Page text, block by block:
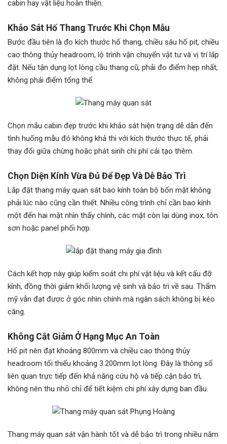
cabin hay vật liệu hoàn thiện.
Khảo Sát Hố Thang Trước Khi Chọn Mẫu
Bước đầu tiên là đo kích thước hố thang, chiều sâu hố pit, chiều
cao thông thủy headroom, lộ trình vận chuyển vật tư và vị trí lắp
đặt. Nếu tận dụng lọt lòng cầu thang cũ, phải đo điểm hẹp nhất,
không phải điểm tổng thể.
Chọn mẫu cabin đẹp trước khi khảo sát hiện trạng dễ dẫn đến
tình huống mẫu đó không khả thi với kích thước thực tế, phải
thay đổi giữa chừng hoặc phát sinh chi phí cải tạo thêm.
Chọn Diện Kính Vừa Đủ Để Đẹp Và Dễ Bảo Trì
Lắp đặt thang máy quan sát bao kính toàn bộ bốn mặt không
phải lúc nào cũng cần thiết. Nhiều công trình chỉ cần bao kính
một đến hai mặt nhìn thấy chính, các mặt còn lại dùng inox, tôn
sơn hoặc panel phối hợp.
Cách kết hợp này giúp kiểm soát chi phí vật liệu và kết cấu đỡ
kính, đồng thời giảm khối lượng vệ sinh và bảo trì về sau. Thẩm
mỹ vẫn đạt được ở góc nhìn chính mà ngân sách không bị kéo
căng.
Không Cắt Giảm Ở Hạng Mục An Toàn
Hố pit nên đạt khoảng 800mm và chiều cao thông thủy
headroom tối thiểu khoảng 3.200mm lọt lòng. Đây là thông số
liên quan trực tiếp đến khả năng cứu hộ và tiếp cận bảo trì,
không nên thu nhỏ chỉ để tiết kiệm chi phí xây dựng ban đầu.
Thang máy quan sát vận hành tốt và dễ bảo trì trong nhiều năm